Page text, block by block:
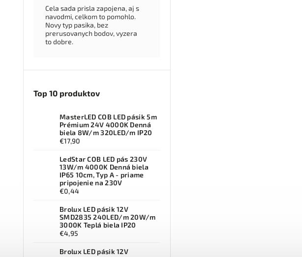
Cela sada prisla zapojena, aj s
navodmi, celkom to pomohlo.
Novy typ pasika, bez
prerusovanych bodov, vyzera
to dobre.
Top 10 produktov
MasterLED COB LED pásik 5m
Prémium 24V 4000K Denná
biela 8W/m 320LED/m IP20
€17,90
LedStar COB LED pás 230V
13W/m 4000K Denná biela
IP65 10cm, Typ A - priame
pripojenie na 230V
€0,44
Brolux LED pásik 12V
SMD2835 240LED/m 20W/m
3000K Teplá biela IP20
€4,95
Brolux LED pásik 12V